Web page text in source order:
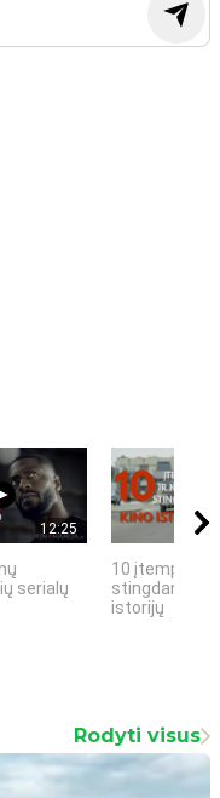
12:25
serialų
10 įtemptų,
stingdančių
istorijų
Rodyti visus